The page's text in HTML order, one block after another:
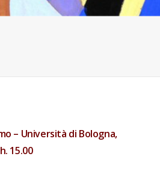
– Università di Bologna,
15.00